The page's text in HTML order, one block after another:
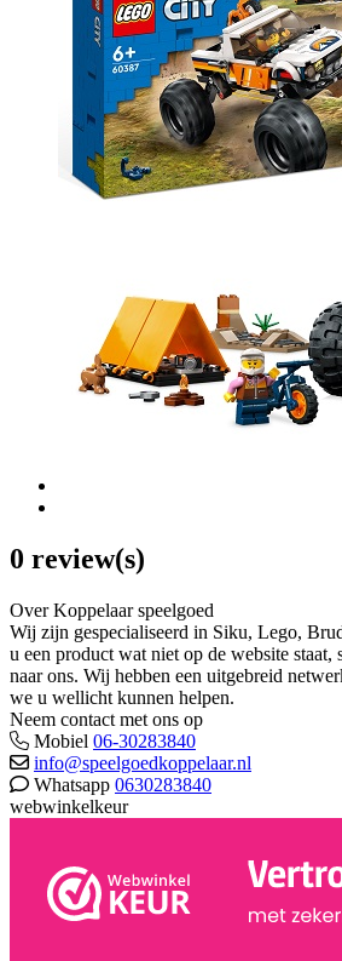
0 review(s)
Over Koppelaar speelgoed
Wij zijn gespecialiseerd in Siku, Lego,
u een product wat niet op de website staat,
naar ons. Wij hebben een uitgebreid
we u wellicht kunnen helpen.
Neem contact met ons op
Mobiel 06-30283840
info@speelgoedkoppelaar.nl
Whatsapp 0630283840
webwinkelkeur